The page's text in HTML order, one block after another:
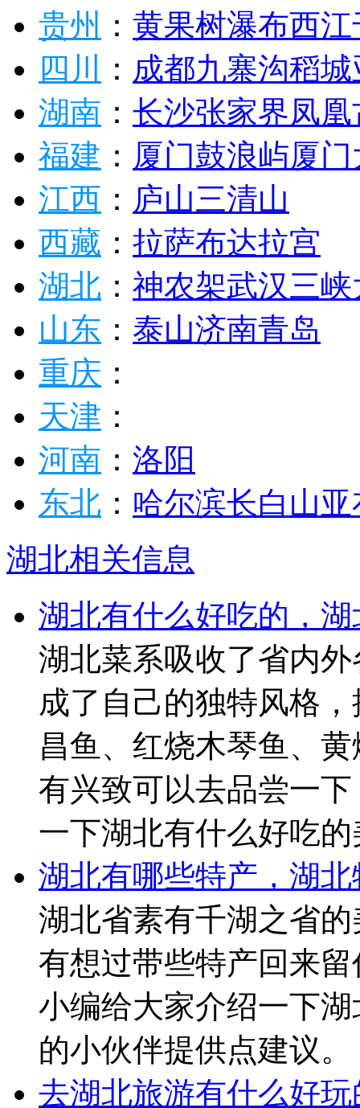
贵州 ： 黄果树瀑布西江
四川
： 成都九寨沟稻城
湖南 ： 长沙张家界凤
福建 ： 厦门鼓浪屿厦
江西 ： 庐山三清山
西藏 ： 拉萨布达拉宫
湖北 ： 神农架武汉三
山东 ： 泰山济南青岛
重庆 ：
天津 ：
河南 ： 洛阳
东北 ： 哈尔滨长白山
湖北相关信息
湖北有什么好吃的，
湖北菜系吸收了省内
成了自己的独特风格
昌鱼、红烧木琴鱼、
有兴致可以去品尝一
一下湖北有什么好吃
湖北有哪些特产，湖
湖北省素有千湖之省
有想过带些特产回来
小编给大家介绍一下
的小伙伴提供点建议。
去湖北旅游有什么好